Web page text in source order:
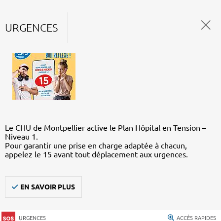
URGENCES
Le CHU de Montpellier active le Plan Hôpital en Tension –
Niveau 1.
Pour garantir une prise en charge adaptée à chacun,
appelez le 15 avant tout déplacement aux urgences.
EN SAVOIR PLUS
URGENCES ACCÈS RAPIDES